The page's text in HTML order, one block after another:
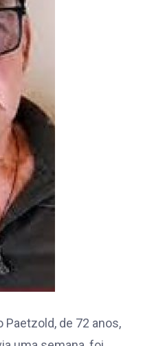
Paetzold, de 72 anos,